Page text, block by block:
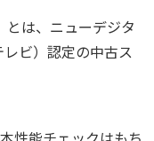
は、ニューデジタ
ビ）認定の中古ス